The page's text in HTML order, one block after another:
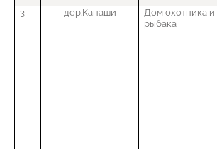
3
дер.Канаши
Дом охотника и
рыбака